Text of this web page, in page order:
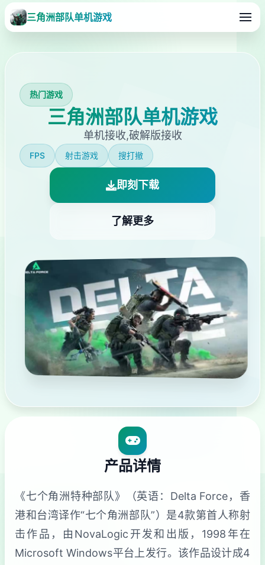
三角洲部队单机游戏
热门游戏
三角洲部队单机游戏
单机接收,破解版接收
FPS 射击游戏 搜打撤
即刻下载
了解更多
产品详情
《七个角洲特种部队》（英语：Delta Force，香
港和台湾译作“七个角洲部队”）是4款第首人称射
击作品，由NovaLogic开发和出版，1998年在
Microsoft Windows平台上发行。该作品设计成4